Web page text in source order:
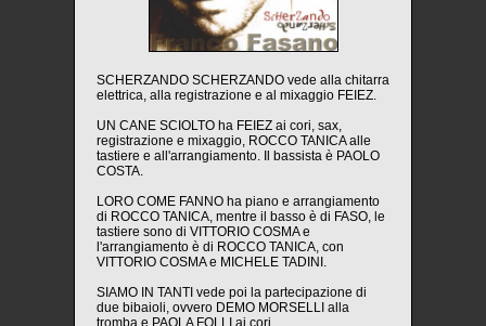
SCHERZANDO SCHERZANDO vede alla chitarra
elettrica, alla registrazione e al mixaggio FEIEZ.
UN CANE SCIOLTO ha FEIEZ ai cori, sax,
registrazione e mixaggio, ROCCO TANICA alle
tastiere e all'arrangiamento. Il bassista è PAOLO
COSTA.
LORO COME FANNO ha piano e arrangiamento
di ROCCO TANICA, mentre il basso è di FASO, le
tastiere sono di VITTORIO COSMA e
l'arrangiamento è di ROCCO TANICA, con
VITTORIO COSMA e MICHELE TADINI.
SIAMO IN TANTI vede poi la partecipazione di
due bibaioli, ovvero DEMO MORSELLI alla
tromba e PAOLA FOLLI ai cori.